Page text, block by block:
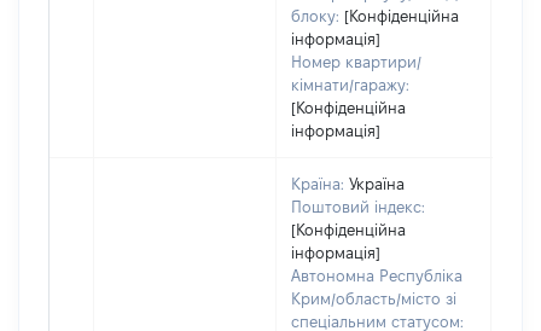
блоку: [Конфіденційна
інформація]
Номер квартири/
кімнати/гаражу:
[Конфіденційна
інформація]
Країна: Україна
Поштовий індекс:
[Конфіденційна
інформація]
Автономна Республіка
Крим/область/місто зі
спеціальним статусом: